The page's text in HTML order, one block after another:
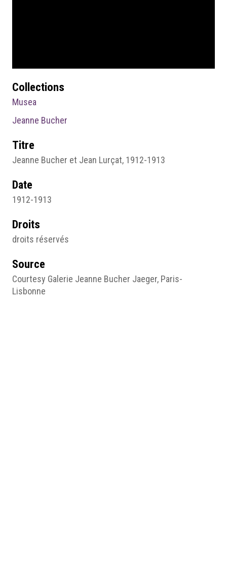
Collections
Musea
Jeanne Bucher
Titre
Jeanne Bucher et Jean Lurçat, 1912-1913
Date
1912-1913
Droits
droits réservés
Source
Courtesy Galerie Jeanne Bucher Jaeger, Paris-
Lisbonne